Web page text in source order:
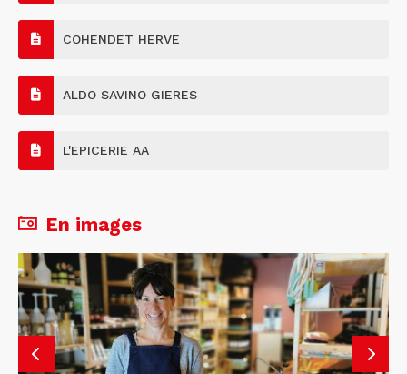
COHENDET HERVE
ALDO SAVINO GIERES
L'EPICERIE AA
En images